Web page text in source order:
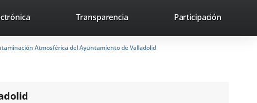
application.
application.
Link
external
application.
Transparencia Participación
Atmosférica del Ayuntamiento de Valladolid